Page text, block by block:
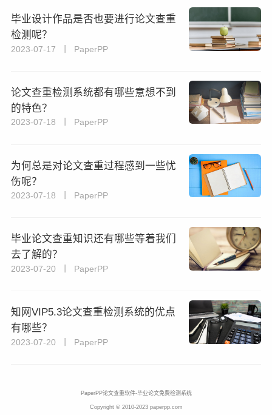
毕业设计作品是否也要进行论文查重
检测呢？
2023-07-17 丨 PaperPP
论文查重检测系统都有哪些意想不到
的特色？
2023-07-18 丨 PaperPP
为何总是对论文查重过程感到一些忧
伤呢？
2023-07-18 丨 PaperPP
毕业论文查重知识还有哪些等着我们
去了解的？
2023-07-20 丨 PaperPP
知网VIP5.3论文查重检测系统的优点
有哪些？
2023-07-20 丨 PaperPP
PaperPP论文查重软件-毕业论文免费检测系统
Copyright © 2010-2023 paperpp.com